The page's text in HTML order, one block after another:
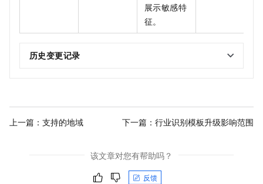
展示敏感特
征。
历史变更记录
上一篇： 支持的地域 下一篇： 行业识别模板升级影响范围
该文章对您有帮助吗？
反馈